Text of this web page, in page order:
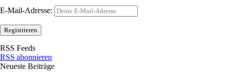
E-Mail-Adresse:
RSS Feeds
RSS abonnieren
Neueste Beiträge